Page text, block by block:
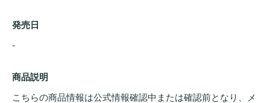
発売日
-
商品説明
こちらの商品情報は公式情報確認中または確認前となり、メ